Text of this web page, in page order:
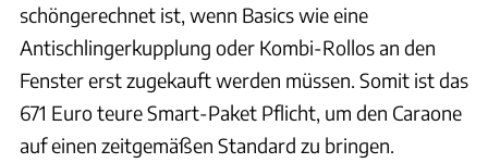
schöngerechnet ist, wenn Basics wie eine
Antischlingerkupplung oder Kombi-Rollos an den
Fenster erst zugekauft werden müssen. Somit ist das
671 Euro teure Smart-Paket Pflicht, um den Caraone
auf einen zeitgemäßen Standard zu bringen.